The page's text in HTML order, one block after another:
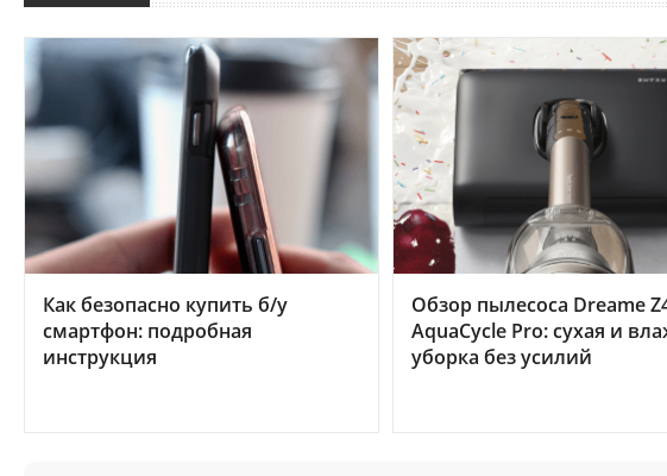
Как безопасно купить б/у
смартфон: подробная
инструкция
Обзор пылесоса Dreame
AquaCycle Pro: сухая и
уборка без усилий